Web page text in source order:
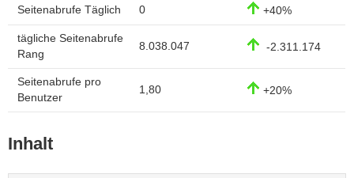
Seitenabrufe Täglich 0 +40%
tägliche Seitenabrufe
Rang
8.038.047 -2.311.174
Seitenabrufe pro
Benutzer
1,80 +20%
Inhalt